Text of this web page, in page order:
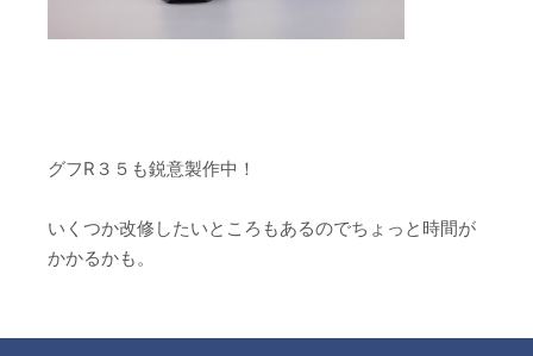
グフR３５も鋭意製作中！
いくつか改修したいところもあるのでちょっと時間が
かかるかも。